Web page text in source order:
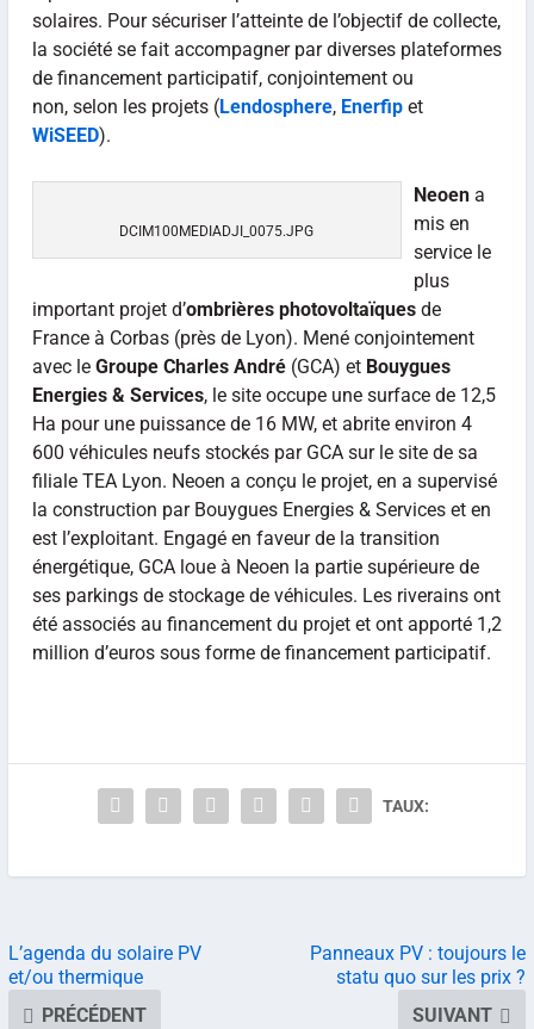
solaires. Pour sécuriser l’atteinte de l’objectif de collecte,
la société se fait accompagner par diverses plateformes
de financement participatif, conjointement ou
non, selon les projets (Lendosphere, Enerfipet
WiSEED).
DCIM100MEDIADJI_0075.JPG
Neoena
mis en
service le
plus
important projet d’ombrières photovoltaïquesde
France à Corbas (près de Lyon). Mené conjointement
avec le Groupe Charles André(GCA) et Bouygues
Energies & Services, le site occupe une surface de 12,5
Ha pour une puissance de 16 MW, et abrite environ 4
600 véhicules neufs stockés par GCA sur le site de sa
filiale TEA Lyon. Neoen a conçu le projet, en a supervisé
la construction par Bouygues Energies & Services et en
est l’exploitant. Engagé en faveur de la transition
énergétique, GCA loue à Neoen la partie supérieure de
ses parkings de stockage de véhicules. Les riverains ont
été associés au financement du projet et ont apporté 1,2
million d’euros sous forme de financement participatif.
TAUX:
L’agenda du solaire PV
et/ou thermique
PRÉCÉDENT
Panneaux PV : toujours le
statu quo sur les prix ?
SUIVANT